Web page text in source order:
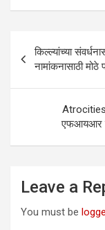
Post
navigation
किल्ल्यांच्या
नामांकनासाठी मोठे
Atrocities
एफआयआर
Leave a
You must be